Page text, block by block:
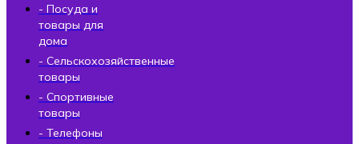
- Посуда и
товары для
дома
- Сельскохозяйственные
товары
- Спортивные
товары
- Телефоны